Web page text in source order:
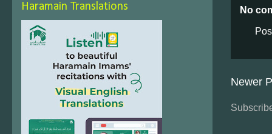
No
Newer
Haramain Translations